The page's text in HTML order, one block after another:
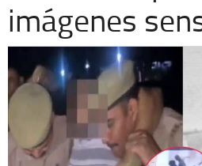
Espectáculos
Extra +
imágenes